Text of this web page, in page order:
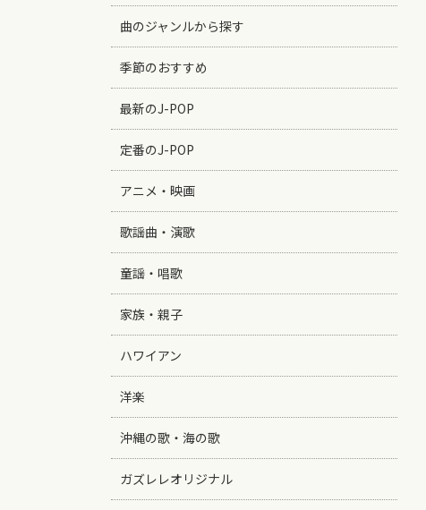
曲のジャンルから探す
季節のおすすめ
最新のJ-POP
定番のJ-POP
アニメ・映画
歌謡曲・演歌
童謡・唱歌
家族・親子
ハワイアン
洋楽
沖縄の歌・海の歌
ガズレレオリジナル